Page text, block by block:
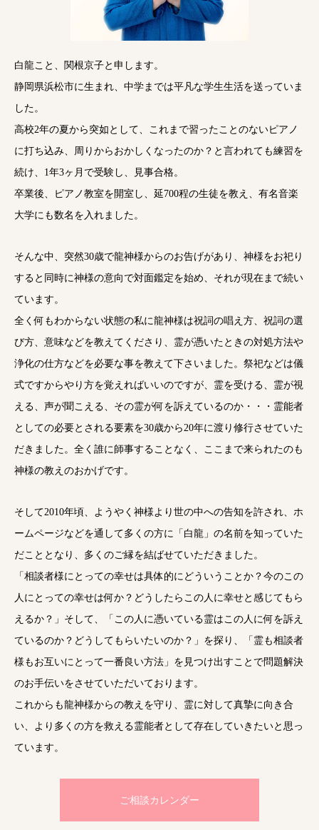
白龍こと、関根京子と申します。
静岡県浜松市に生まれ、中学までは平凡な学生生活を送っていま
した。
高校2年の夏から突如として、これまで習ったことのないピアノ
に打ち込み、周りからおかしくなったのか？と言われても練習を
続け、1年3ヶ月で受験し、見事合格。
卒業後、ピアノ教室を開室し、延700程の生徒を教え、有名音楽
大学にも数名を入れました。
そんな中、突然30歳で龍神様からのお告げがあり、神様をお祀り
すると同時に神様の意向で対面鑑定を始め、それが現在まで続い
ています。
全く何もわからない状態の私に龍神様は祝詞の唱え方、祝詞の選
び方、意味などを教えてくださり、霊が憑いたときの対処方法や
浄化の仕方などを必要な事を教えて下さいました。祭祀などは儀
式ですからやり方を覚えればいいのですが、霊を受ける、霊が視
える、声が聞こえる、その霊が何を訴えているのか・・・霊能者
としての必要とされる要素を30歳から20年に渡り修行させていた
だきました。全く誰に師事することなく、ここまで来られたのも
神様の教えのおかげです。
そして2010年頃、ようやく神様より世の中への告知を許され、ホ
ームページなどを通して多くの方に「白龍」の名前を知っていた
だこととなり、多くのご縁を結ばせていただきました。
「相談者様にとっての幸せは具体的にどういうことか？今のこの
人にとっての幸せは何か？どうしたらこの人に幸せと感じてもら
えるか？」そして、「この人に憑いている霊はこの人に何を訴え
ているのか？どうしてもらいたいのか？」を探り、「霊も相談者
様もお互いにとって一番良い方法」を見つけ出すことで問題解決
のお手伝いをさせていただいております。
これからも龍神様からの教えを守り、霊に対して真摯に向き合
い、より多くの方を救える霊能者として存在していきたいと思っ
ています。
ご相談カレンダー